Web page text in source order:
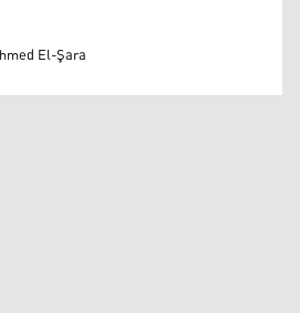
El-Şara